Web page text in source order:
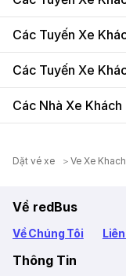
Các Tuyến Xe
Các Tuyến Xe
Các Nhà Xe Khách
Dặt vé xe Ve Xe Khach
Về redBus
Về Chúng Tôi
Thông Tin